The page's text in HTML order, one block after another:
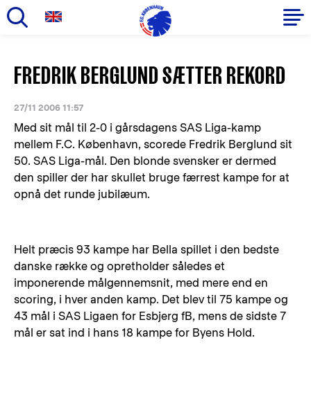
hovedindhold
Primær
navigation
FREDRIK BERGLUND SÆTTER REKORD
27/11 2006 11:57
Med sit mål til 2-0 i gårsdagens SAS Liga-kamp
mellem F.C. København, scorede Fredrik Berglund sit
50. SAS Liga-mål. Den blonde svensker er dermed
den spiller der har skullet bruge færrest kampe for at
opnå det runde jubilæum.
Helt præcis 93 kampe har Bella spillet i den bedste
danske række og opretholder således et
imponerende målgennemsnit, med mere end en
scoring, i hver anden kamp. Det blev til 75 kampe og
43 mål i SAS Ligaen for Esbjerg fB, mens de sidste 7
mål er sat ind i hans 18 kampe for Byens Hold.